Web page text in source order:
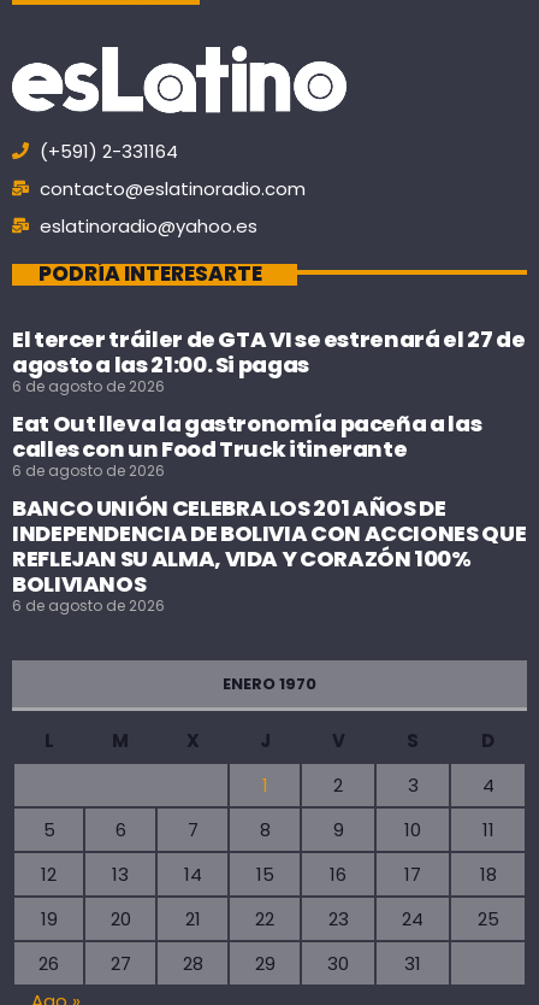
(+591) 2-331164
contacto@eslatinoradio.com
eslatinoradio@yahoo.es
PODRÍA INTERESARTE
El tercer tráiler de GTA VI se estrenará el 27 de
agosto a las 21:00. Si pagas
6 de agosto de 2026
Eat Out lleva la gastronomía paceña a las
calles con un Food Truck itinerante
6 de agosto de 2026
BANCO UNIÓN CELEBRA LOS 201 AÑOS DE
INDEPENDENCIA DE BOLIVIA CON ACCIONES QUE
REFLEJAN SU ALMA, VIDA Y CORAZÓN 100%
BOLIVIANOS
6 de agosto de 2026
ENERO 1970
L M X J V S
D
1
2 3
4
5
6 7 8 9 10
11
12
13 14 15 16 17
18
19
20 21 22 23 24
25
26
27 28 29 30
31